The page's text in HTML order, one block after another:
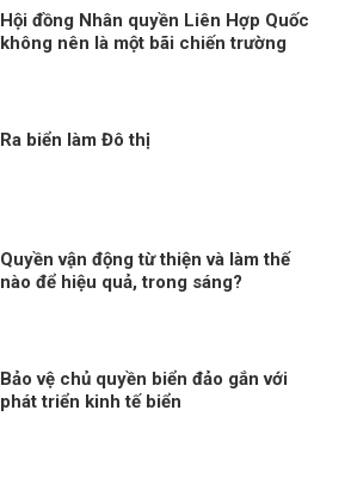
Hội đồng Nhân quyền Liên Hợp Quốc
không nên là một bãi chiến trường
Ra biển làm Đô thị
Quyền vận động từ thiện và làm thế
nào để hiệu quả, trong sáng?
Bảo vệ chủ quyền biển đảo gắn với
phát triển kinh tế biển